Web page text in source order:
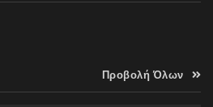
Προβολή Όλων